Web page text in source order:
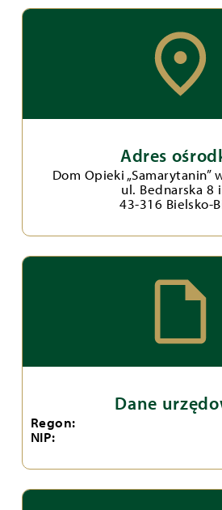
Adres
Dom Opieki „Samarytanin”
ul. Bednarska 8
43-316 Bielsko-
Dane
Regon:
NIP: